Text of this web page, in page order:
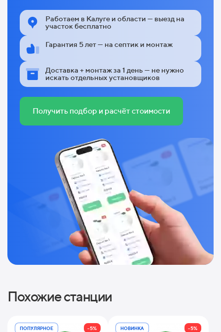
Работаем в Калуге и области — выезд на
участок бесплатно
Гарантия 5 лет — на септик и монтаж
Доставка + монтаж за 1 день — не нужно
искать отдельных установщиков
Получить подбор и расчёт стоимости
Похожие станции
ПОПУЛЯРНОЕ -5% НОВИНКА -5%